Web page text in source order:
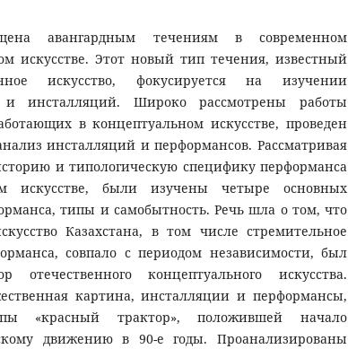
авангардным течениям в современном
искусстве. Этот новый тип течения, известный
искусство, фокусируется на изучении
и инсталляций. Широко рассмотрены работы
в концептуальном искусстве, проведен
инсталляций и перформансов. Рассматривая
и типологическую специфику перформанса
искусстве, были изучены четыре основных
типы и самобытность. Речь шла о том, что
Казахстана, в том числе стремительное
совпало с периодом независимости, был
отечественного концептуального искусства.
картина, инсталляции и перформансы,
«красный трактор», положившей начало
движению в 90-е годы. Проанализированы